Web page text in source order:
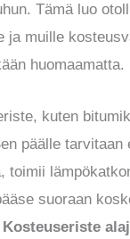
Tämä luo
ja muille
huomaamatta.
kuten
päälle tarvitaan
toimii
suoraan
Kosteuseriste